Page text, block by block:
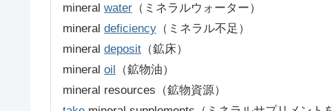
mineral water （ミネラルウォーター）
mineral deficiency （ミネラル不足）
mineral deposit （鉱床）
mineral oil （鉱物油）
mineral resources（鉱物資源）